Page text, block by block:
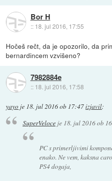
Bor H
:: 18. jul 2016, 17:55
Hočeš rečt, da je opozorilo, da
bernardincem vzvišeno?
7982884e
:: 18. jul 2016, 17:58
yayo je 18. jul 2016 ob 17:47izjavil:
SuperVeloceje 18. jul 2016 ob
PC s primerljivimi
enako. Ne vem, kaksna
PS4 dogaja,